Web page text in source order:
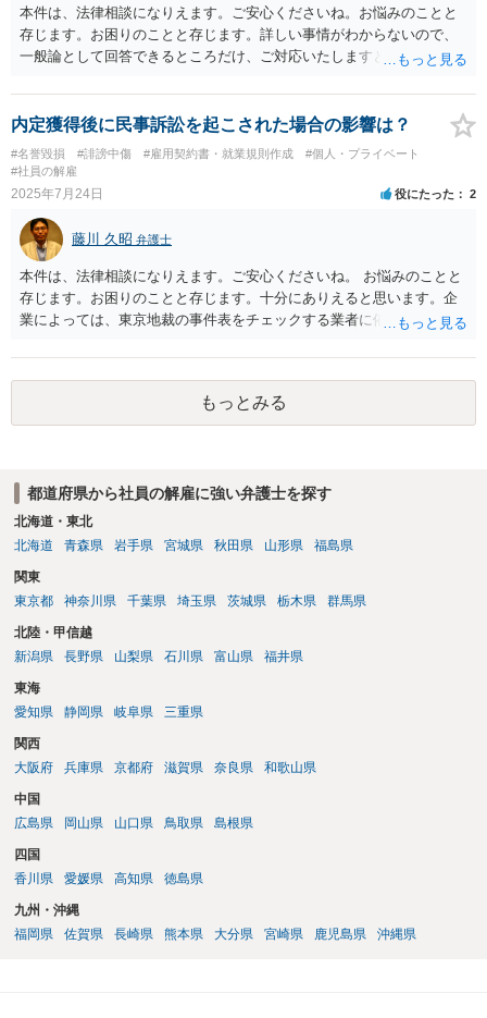
本件は、法律相談になりえます。ご安心くださいね。お悩みのことと
存じます。お困りのことと存じます。詳しい事情がわからないので、
一般論として回答できるところだけ、ご対応いたしますと、本相談
件は、契約書、業務実態について法的に正確に分析すべき事案です。
素人判断は大いに危険です。法的責任をきちんと追及されたい場合に
は、関係した法理等にも通じた弁護士等に相談し、法的に正確に分析
してもらい、今後の対応を検討するべきです。良い解決になりますよ
う祈念しております。納得のいかないことは徹底的に解明しましょ
内定獲得後に民事訴訟を起こされた場合の影響は？
#名誉毀損 #誹謗中傷 #雇用契約書・就業規則作成
#個人・プライベート
#社員の解雇
2025年7月24日 役にたった 2
藤川 久昭 弁護士
本件は、法律相談になりえます。ご安心くださいね。 お悩みのことと
存じます。お困りのことと存じます。十分にありえると思います。企
業によっては、東京地裁の事件表をチェックする業者に依頼をかけて
用内定取消の有効性は、取消事由が、「採用内定当時知らないこと、
知ることが出来ないことであって、留保解約権（誓約書等記載内容）
の趣旨に照らして、客観的合理的、社会通念上相当」か否かで判断さ
れます。本件が、これらに該当するかどうか、証拠に基づいて、子細
と思われます。良い解決になりますよう祈念しております。
もっとみる
都道府県から社員の解雇に強い弁護士を探す
北海道・東北
北海道
青森県 岩手県 宮城県 秋田県 山形県 福島県
関東
東京都
神奈川県 千葉県 埼玉県 茨城県 栃木県 群馬県
北陸・甲信越
新潟県
長野県 山梨県 石川県 富山県 福井県
東海
愛知県
静岡県 岐阜県 三重県
関西
大阪府
兵庫県 京都府 滋賀県 奈良県 和歌山県
中国
広島県
岡山県 山口県 鳥取県 島根県
四国
香川県
愛媛県 高知県 徳島県
九州・沖縄
福岡県
佐賀県 長崎県 熊本県 大分県 宮崎県 鹿児島県 沖縄県